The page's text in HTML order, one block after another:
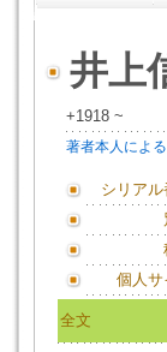
井上
+1918 ~
著者本人によ
シリアル
個人サ
全文